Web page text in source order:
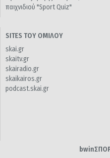
παιχνιδιού "Sport Quiz"
SITES ΤΟΥ ΟΜΙΛΟΥ
skai.gr
skaitv.gr
skairadio.gr
skaikairos.gr
podcast.skai.gr